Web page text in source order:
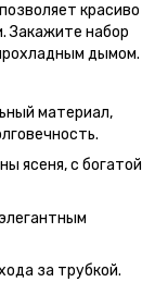
красиво
Закажите набор
дымом.
материал,
ясеня, с богатой
за трубкой.